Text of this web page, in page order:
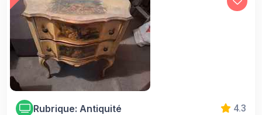
Rubrique: Antiquité 4.3